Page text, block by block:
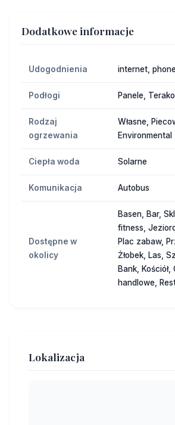
Dodatkowe informacje
Udogodnienia internet,
Podłogi Panele,
Rodzaj
ogrzewania
Własne,
Environmental
Ciepła woda Solarne
Komunikacja Autobus
Dostępne w
okolicy
Basen, Bar,
fitness,
Plac zabaw,
Żłobek, Las,
Bank, Kościół,
handlowe,
Lokalizacja